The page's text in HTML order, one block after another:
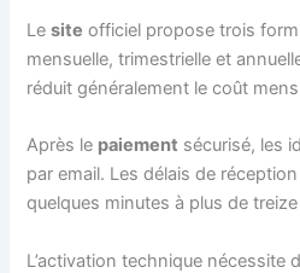
Lesite officiel propose trois
mensuelle, trimestrielle et
réduit généralement le coût
Après le paiement sécurisé, les
par email. Les délais de
quelques minutes à plus de treize
L’activation technique nécessite